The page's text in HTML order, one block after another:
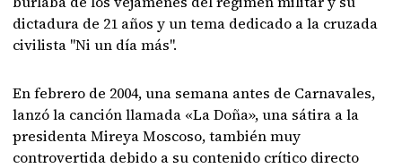
dictadura de 21 años y un tema dedicado a la cruzada
civilista "Ni un día más".
En febrero de 2004, una semana antes de Carnavales,
lanzó la canción llamada «La Doña», una sátira a la
presidenta Mireya Moscoso, también muy
controvertida debido a su contenido crítico directo